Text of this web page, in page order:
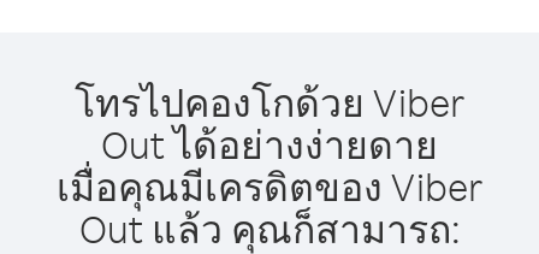
โทรไปคองโกด้วย Viber
Out ได้อย่างง่ายดาย
เมื่อคุณมีเครดิตของ Viber
Out แล้ว คุณก็สามารถ: